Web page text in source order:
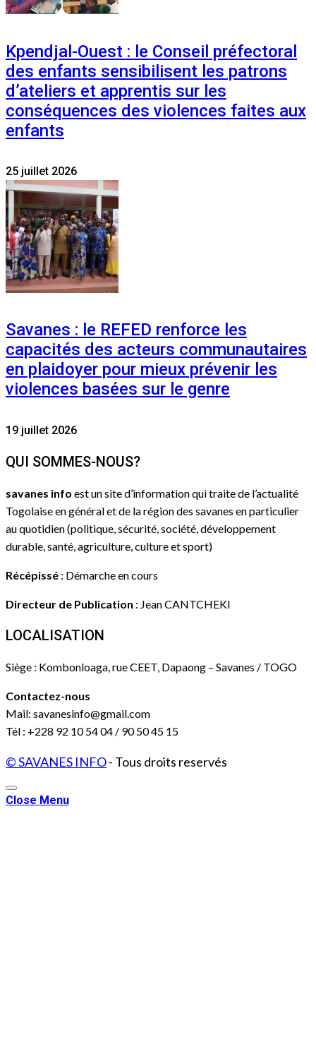
Kpendjal-Ouest : le Conseil préfectoral
des enfants sensibilisent les patrons
d’ateliers et apprentis sur les
conséquences des violences faites aux
enfants
25 juillet 2026
Savanes : le REFED renforce les
capacités des acteurs communautaires
en plaidoyer pour mieux prévenir les
violences basées sur le genre
19 juillet 2026
QUI SOMMES-NOUS?
savanes info est un site d’information qui traite de l’actualité
Togolaise en général et de la région des savanes en particulier
au quotidien (politique, sécurité, société, développement
durable, santé, agriculture, culture et sport)
Récépissé : Démarche en cours
Directeur de Publication : Jean CANTCHEKI
LOCALISATION
Siège : Kombonloaga, rue CEET, Dapaong – Savanes / TOGO
Contactez-nous
Mail: savanesinfo@gmail.com
Tél : +228 92 10 54 04 / 90 50 45 15
© SAVANES INFO- Tous droits reservés
Close Menu